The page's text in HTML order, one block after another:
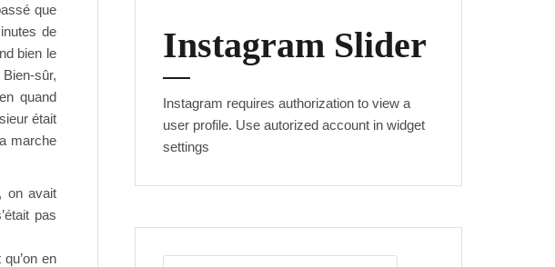
que
de
bien le
sûr,
quand
était
marche
on avait
pas
en
Instagram Slider
Instagram requires authorization to view a
user profile. Use autorized account in widget
settings